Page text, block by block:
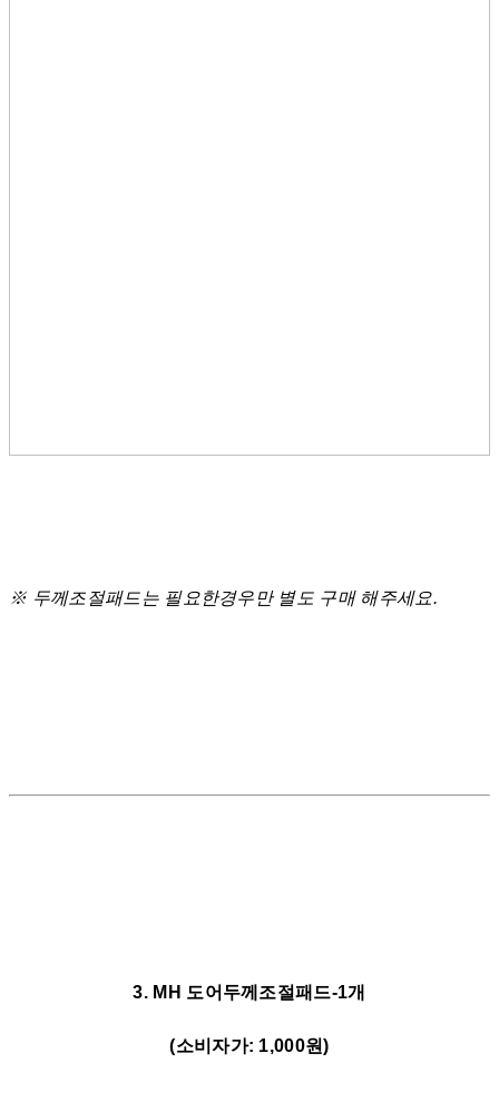
※ 두께조절패드는 필요한경우만 별도 구매 해주세요.
3. MH 도어두께조절패드-1개
(소비자가: 1,000원)